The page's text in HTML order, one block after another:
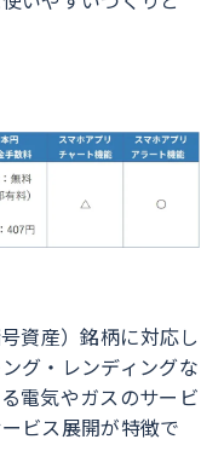
資産）銘柄に対応し
グ・レンディングな
電気やガスのサービ
ビス展開が特徴で